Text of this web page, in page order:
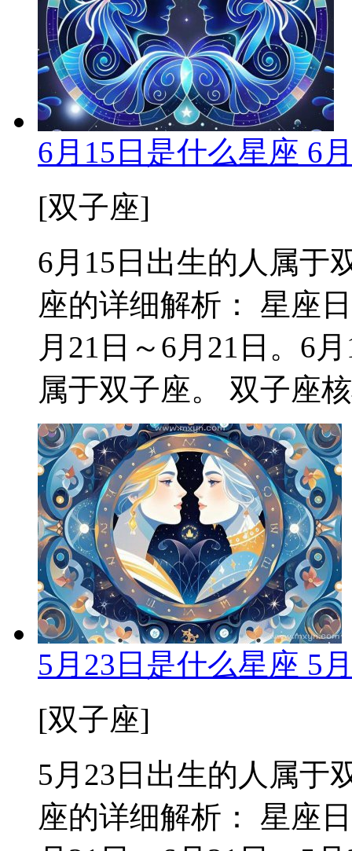
6月15日是什么星座 6
[双子座]
6月15日出生的人属于
座的详细解析： 星座
月21日～6月21日。6
属于双子座。 双子座
5月23日是什么星座 5
[双子座]
5月23日出生的人属于
座的详细解析： 星座